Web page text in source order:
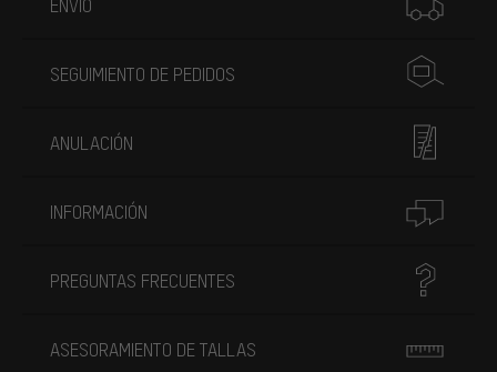
ENVÍO
SEGUIMIENTO DE PEDIDOS
ANULACIÓN
INFORMACIÓN
PREGUNTAS FRECUENTES
ASESORAMIENTO DE TALLAS